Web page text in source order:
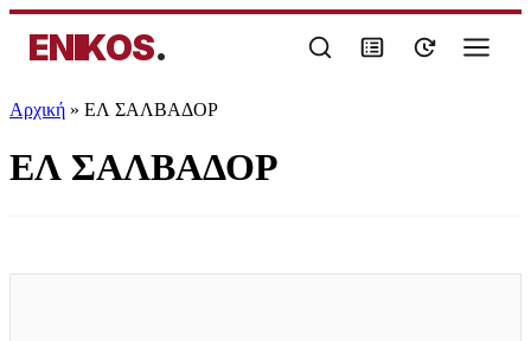
ENIKOS.
Αρχική » ΕΛ ΣΑΛΒΑΔΟΡ
ΕΛ ΣΑΛΒΑΔΟΡ